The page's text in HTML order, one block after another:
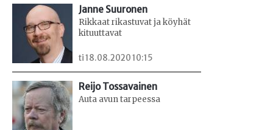
Janne Suuronen
Rikkaat rikastuvat ja köyhät
kituuttavat
ti 18.08.2020 10:15
Reijo Tossavainen
Auta avun tarpeessa